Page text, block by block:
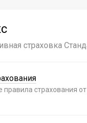
страховка
страхования от